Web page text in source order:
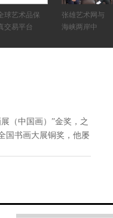
球艺术品保
交易平台
张雄艺术网与
海峡两岸中
一带一路战略
（中国画）”金奖，之
国书画大展铜奖，他屡